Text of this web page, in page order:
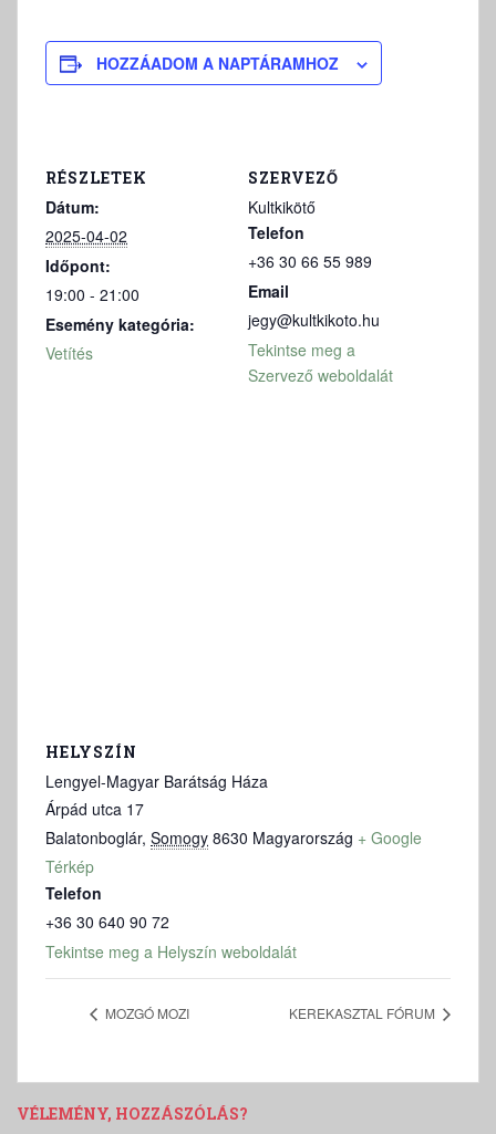
HOZZÁADOM A NAPTÁRAMHOZ
RÉSZLETEK
Dátum:
2025-04-02
Időpont:
19:00 - 21:00
Esemény kategória:
Vetítés
SZERVEZŐ
Kultkikötő
Telefon
+36 30 66 55 989
Email
jegy@kultkikoto.hu
Tekintse meg a
Szervező weboldalát
HELYSZÍN
Lengyel-Magyar Barátság Háza
Árpád utca 17
Balatonboglár, Somogy 8630 Magyarország + Google
Térkép
Telefon
+36 30 640 90 72
Tekintse meg a Helyszín weboldalát
MOZGÓ MOZI KEREKASZTAL FÓRUM
VÉLEMÉNY, HOZZÁSZÓLÁS?